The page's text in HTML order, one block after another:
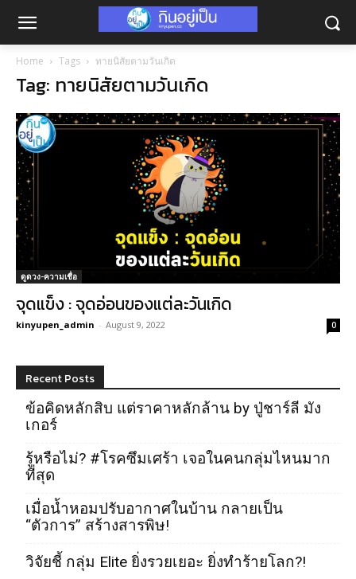
Home Tags ทายนิสัยตามวันเกิด
Tag: ทายนิสัยตามวันเกิด
ดูดวง-ความเชื่อ
จุดแข็ง : จุดอ่อนของแต่ละวันเกิด
kinyupen_admin - August 9, 2022 0
Recent Posts
ข้อคิดหลักสิบ แต่ราคาหลักล้าน by ปู่ชาร์ลี มัง
เกอร์
รู้หรือไม่? #โรคซึมเศร้า เจอในคนกลุ่มไหนมาก
ที่สุด
เมื่อน้ำหอมปรับอากาศในบ้าน กลายเป็น
“ตัวการ” สร้างสารพิษ!
วิจัยชี้ กลุ่ม Elite ยิ่งรวยเยอะ ยิ่งทำร้ายโลก?!